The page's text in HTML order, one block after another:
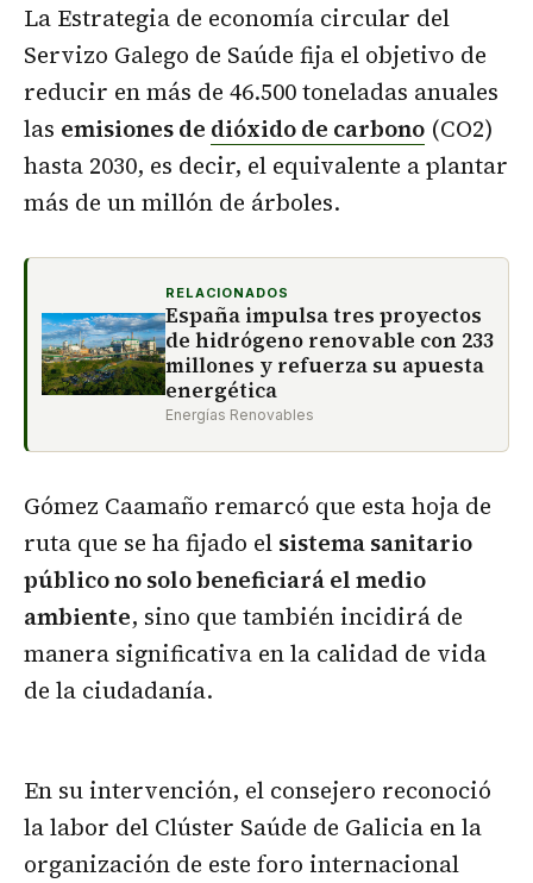
La Estrategia de economía circular del
Servizo Galego de Saúde fija el objetivo de
reducir en más de 46.500 toneladas anuales
las emisiones de dióxido de carbono (CO2)
hasta 2030, es decir, el equivalente a plantar
más de un millón de árboles.
RELACIONADOS
España impulsa tres proyectos
de hidrógeno renovable con 233
millones y refuerza su apuesta
energética
Energías Renovables
Gómez Caamaño remarcó que esta hoja de
ruta que se ha fijado el sistema sanitario
público no solo beneficiará el medio
ambiente, sino que también incidirá de
manera significativa en la calidad de vida
de la ciudadanía.
En su intervención, el consejero reconoció
la labor del Clúster Saúde de Galicia en la
organización de este foro internacional